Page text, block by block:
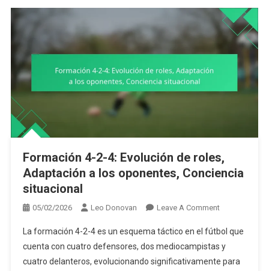
Formación 4-2-4: Evolución de roles,
Adaptación a los oponentes, Conciencia
situacional
05/02/2026 Leo Donovan Leave A CommentOn
4-
2-
4:
La formación 4-2-4 es un esquema táctico en el fútbol que
cuenta con cuatro defensores, dos mediocampistas y
cuatro delanteros, evolucionando significativamente para